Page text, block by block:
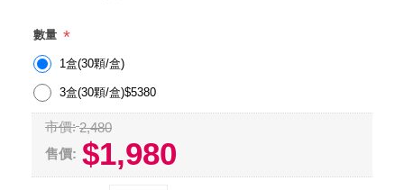
數量 *
1盒(30顆/盒)
3盒(30顆/盒)$5380
市價: 2,480
售價: $1,980